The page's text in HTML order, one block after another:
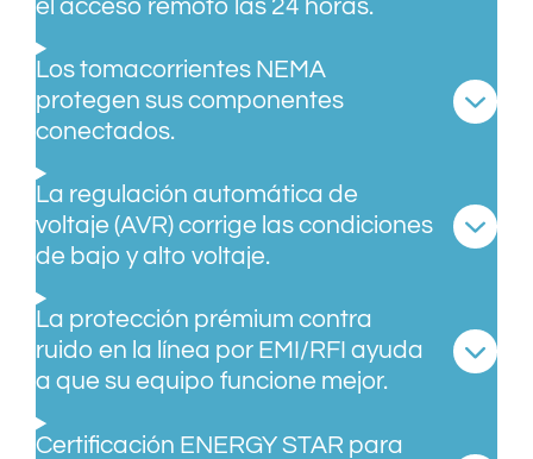
el acceso remoto las 24 horas.
Los tomacorrientes NEMA
protegen sus componentes
conectados.
La regulación automática de
voltaje (AVR) corrige las condiciones
de bajo y alto voltaje.
La protección prémium contra
ruido en la línea por EMI/RFI ayuda
a que su equipo funcione mejor.
Certificación ENERGY STAR para